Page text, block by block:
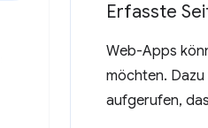
Erfasste
Web-Apps
möchten. Dazu
aufgerufen,